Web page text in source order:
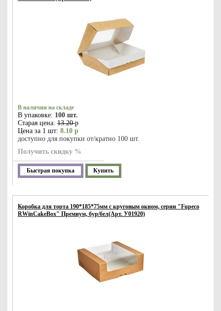
В наличии на складе
В упаковке: 100 шт.
Старая цена: 13.20р
Цена за 1 шт: 8.10 р
доступно для покупки от/кратно 100 шт.
Получить скидку %
Быстрая покупка Купить
Коробка для торта 190*185*75мм с круговым окном, серии "Fupeco
RWinCakeBox" Премиум, бур/бел(Арт. У01920)